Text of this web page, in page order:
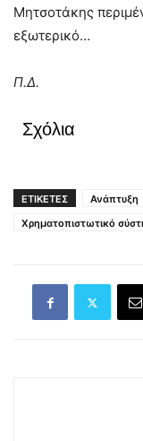
Μητσοτάκης
εξωτερικό…
Π.Δ.
Σχόλια
ΕΤΙΚΕΤΕΣ Ανάπτυξη
Χρηματοπιστωτικό